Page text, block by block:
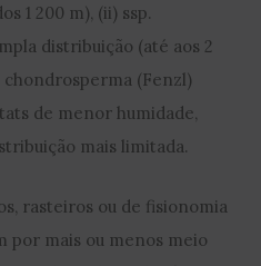
1 200 m), (ii) ssp.
distribuição (até aos 2
chondrosperma (Fenzl)
de menor humidade,
mais limitada.
rasteiros ou de fisionomia
por mais ou menos meio